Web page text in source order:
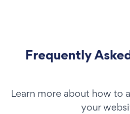
Frequently
Learn more about how to
your